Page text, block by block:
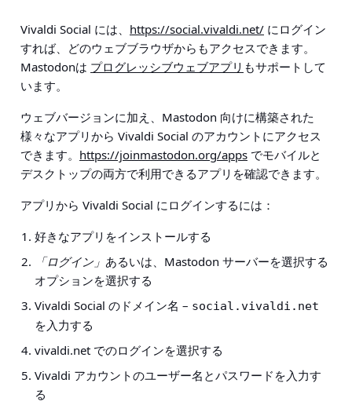
Vivaldi Social には、 https://social.vivaldi.net/ にログイン
すれば、どのウェブブラウザからもアクセスできます。
Mastodonは プログレッシブウェブアプリ もサポートして
います。
ウェブバージョンに加え、Mastodon 向けに構築された
様々なアプリから Vivaldi Social のアカウントにアクセス
できます。 https://joinmastodon.org/apps でモバイルと
デスクトップの両方で利用できるアプリを確認できます。
アプリから Vivaldi Social にログインするには：
好きなアプリをインストールする
「ログイン」 あるいは、Mastodon サーバーを選択する
オプションを選択する
Vivaldi Social のドメイン名 – social.vivaldi.net
を入力する
vivaldi.net でのログインを選択する
Vivaldi アカウントのユーザー名とパスワードを入力す
る